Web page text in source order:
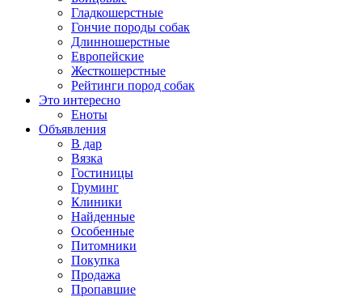
Гладкошерстные
Гончие породы собак
Длинношерстные
Европейские
Жесткошерстные
Рейтинги пород собак
Это интересно
Еноты
Объявления
В дар
Вязка
Гостиницы
Груминг
Клиники
Найденные
Особенные
Питомники
Покупка
Продажа
Пропавшие